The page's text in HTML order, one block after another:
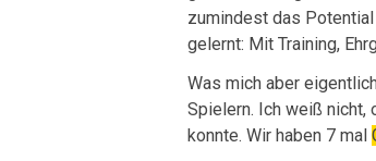
zumindest das
gelernt: Mit Training,
Was mich aber
Spielern. Ich weiß nicht,
konnte. Wir haben 7 mal